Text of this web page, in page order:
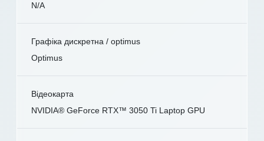
N/A
Графіка дискретна / optimus
Optimus
Відеокарта
NVIDIA® GeForce RTX™ 3050 Ti Laptop GPU